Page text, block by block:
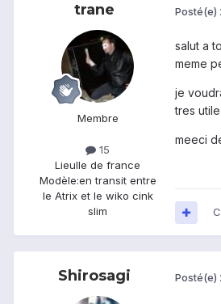
trane
Membre
15
LieuIle de france
Modèle:en transit entre
le Atrix et le wiko cink
slim
Posté(e)
salut a
meme
je
tres
meeci
Shirosagi Posté(e)